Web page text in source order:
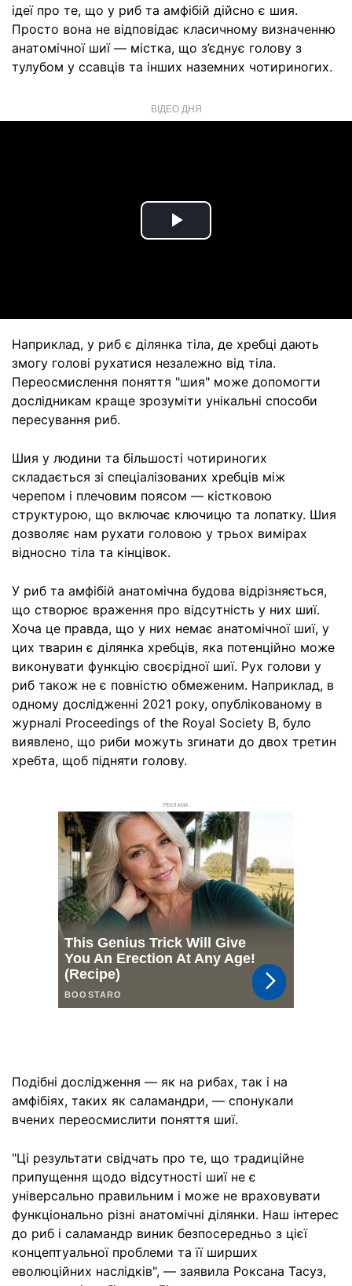
ідеї про те, що у риб та амфібій дійсно є шия.
Просто вона не відповідає класичному визначенню
анатомічної шиї — містка, що з’єднує голову з
тулубом у ссавців та інших наземних чотириногих.
ВІДЕО ДНЯ
Play
Наприклад, у риб є ділянка тіла, де хребці дають
змогу голові рухатися незалежно від тіла.
Переосмислення поняття "шия" може допомогти
дослідникам краще зрозуміти унікальні способи
пересування риб.
Шия у людини та більшості чотириногих
складається зі спеціалізованих хребців між
черепом і плечовим поясом — кістковою
структурою, що включає ключицю та лопатку. Шия
дозволяє нам рухати головою у трьох вимірах
відносно тіла та кінцівок.
У риб та амфібій анатомічна будова відрізняється,
що створює враження про відсутність у них шиї.
Хоча це правда, що у них немає анатомічної шиї, у
цих тварин є ділянка хребців, яка потенційно може
виконувати функцію своєрідної шиї. Рух голови у
риб також не є повністю обмеженим. Наприклад, в
одному дослідженні 2021 року, опублікованому в
журналі Proceedings of the Royal Society B, було
виявлено, що риби можуть згинати до двох третин
хребта, щоб підняти голову.
РЕКЛАМА
Подібні дослідження — як на рибах, так і на
амфібіях, таких як саламандри, — спонукали
вчених переосмислити поняття шиї.
"Ці результати свідчать про те, що традиційне
припущення щодо відсутності шиї не є
універсально правильним і може не враховувати
функціонально різні анатомічні ділянки. Наш інтерес
до риб і саламандр виник безпосередньо з цієї
концептуальної проблеми та її ширших
еволюційних наслідків", — заявила Роксана Тасуз,